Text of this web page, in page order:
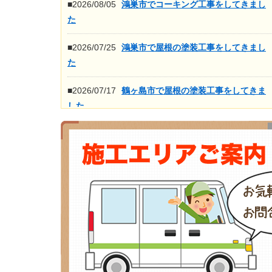
■2026/08/05 鴻巣市でコーキング工事をしてきまし
た
■2026/07/25 鴻巣市で屋根の塗装工事をしてきまし
た
■2026/07/17
鶴ヶ島市で屋根の塗装工事をしてきま
した
ました
もっと見る>>>